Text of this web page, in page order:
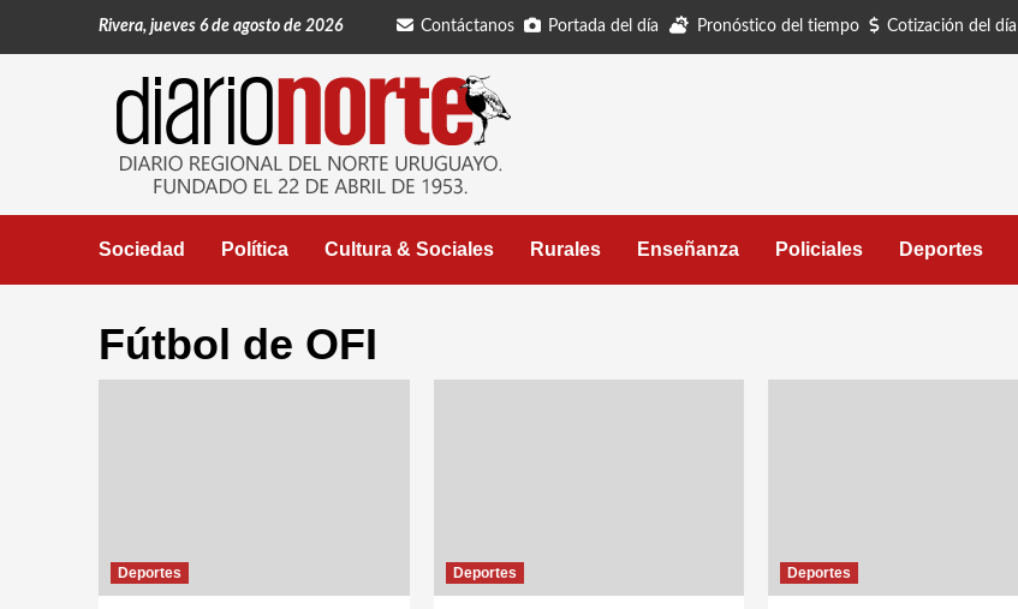
Rivera, jueves 6 de agosto de 2026 Contáctanos Portada del día Pronóstico del tiempo Cotización del día
Sociedad Política Cultura & Sociales Rurales Enseñanza Policiales Deportes
Fútbol de OFI
Deportes Deportes Deportes